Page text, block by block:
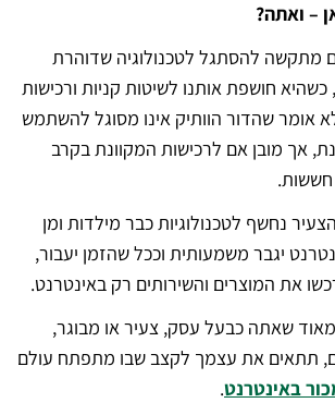
– ואתה?
מתקשה להסתגל לטכנולוגיה שדוהרת
חושפת אותנו לשיטות קניות ורכישות
אומר שהדור הוותיק אינו מסוגל להשתמש
אך מובן אם לרכישות המקוונת בקרב
חששות.
נחשף לטכנולוגיות כבר מילדות ומן
יגבר משמעותית וככל שהזמן יעבור,
את המוצרים והשירותים רק באינטרנט.
שאתה כבעל עסק, צעיר או מבוגר,
תתאים את עצמך לקצב שבו מתפתח עולם
באינטרנט.